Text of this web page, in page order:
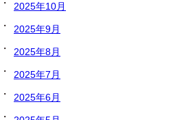
2025年10月
2025年9月
2025年8月
2025年7月
2025年6月